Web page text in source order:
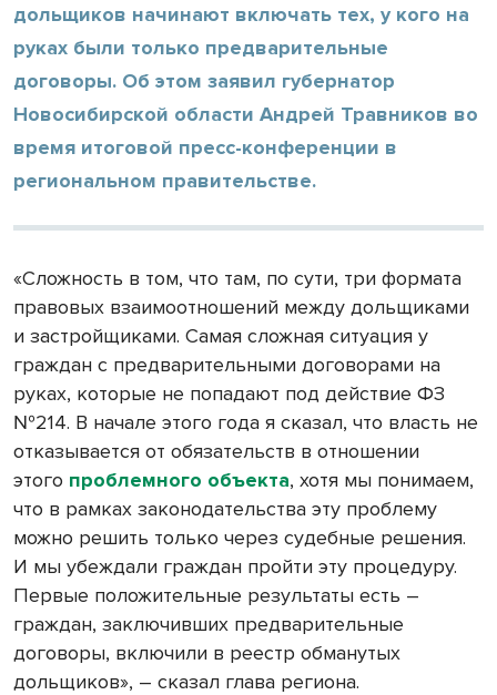
дольщиков начинают включать тех, у кого на
руках были только предварительные
договоры. Об этом заявил губернатор
Новосибирской области Андрей Травников во
время итоговой пресс-конференции в
региональном правительстве.
«Сложность в том, что там, по сути, три формата
правовых взаимоотношений между дольщиками
и застройщиками. Самая сложная ситуация у
граждан с предварительными договорами на
руках, которые не попадают под действие ФЗ
№214. В начале этого года я сказал, что власть не
отказывается от обязательств в отношении
этого проблемного объекта, хотя мы понимаем,
что в рамках законодательства эту проблему
можно решить только через судебные решения.
И мы убеждали граждан пройти эту процедуру.
Первые положительные результаты есть –
граждан, заключивших предварительные
договоры, включили в реестр обманутых
дольщиков», – сказал глава региона.